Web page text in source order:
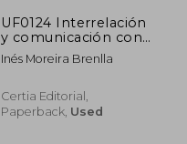
UF0124 Interrelación
y comunicación con
la persona
dependiente y su
Inés Moreira Brenlla
Certia Editorial,
Paperback, Used